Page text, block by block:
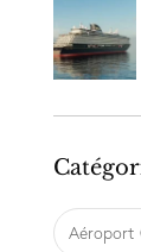
Aéroport